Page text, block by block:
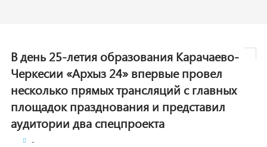
В день 25-летия образования Карачаево-
Черкесии «Архыз 24» впервые провел
несколько прямых трансляций с главных
площадок празднования и представил
аудитории два спецпроекта
..